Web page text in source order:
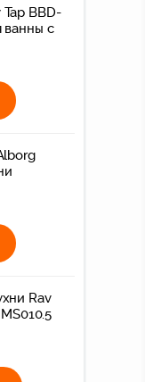
BBD-
ванны с
Rav